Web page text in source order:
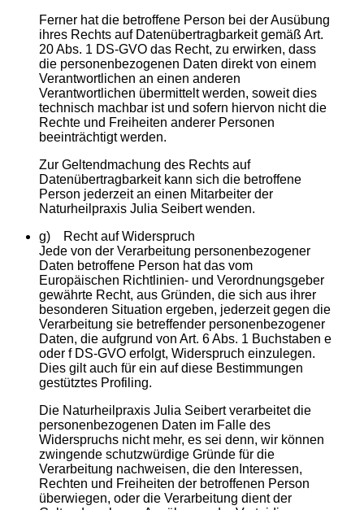
Ferner hat die betroffene Person bei der Ausübung
ihres Rechts auf Datenübertragbarkeit gemäß Art.
20 Abs. 1 DS-GVO das Recht, zu erwirken, dass
die personenbezogenen Daten direkt von einem
Verantwortlichen an einen anderen
Verantwortlichen übermittelt werden, soweit dies
technisch machbar ist und sofern hiervon nicht die
Rechte und Freiheiten anderer Personen
beeinträchtigt werden.
Zur Geltendmachung des Rechts auf
Datenübertragbarkeit kann sich die betroffene
Person jederzeit an einen Mitarbeiter der
Naturheilpraxis Julia Seibert wenden.
g) Recht auf Widerspruch
Jede von der Verarbeitung personenbezogener
Daten betroffene Person hat das vom
Europäischen Richtlinien- und Verordnungsgeber
gewährte Recht, aus Gründen, die sich aus ihrer
besonderen Situation ergeben, jederzeit gegen die
Verarbeitung sie betreffender personenbezogener
Daten, die aufgrund von Art. 6 Abs. 1 Buchstaben e
oder f DS-GVO erfolgt, Widerspruch einzulegen.
Dies gilt auch für ein auf diese Bestimmungen
gestütztes Profiling.
Die Naturheilpraxis Julia Seibert verarbeitet die
personenbezogenen Daten im Falle des
Widerspruchs nicht mehr, es sei denn, wir können
zwingende schutzwürdige Gründe für die
Verarbeitung nachweisen, die den Interessen,
Rechten und Freiheiten der betroffenen Person
überwiegen, oder die Verarbeitung dient der